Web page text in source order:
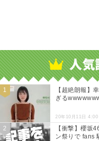
【超絶朗報】
ぎる
20年10月11日 4:00
【衝撃】櫻坂
ン祭りで fans